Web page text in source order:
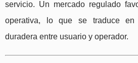
servicio. Un mercado regulado
operativa, lo que se traduce
duradera entre usuario y operador.